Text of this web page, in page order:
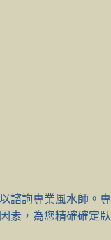
諮詢專業風水師。專
素，為您精確確定臥